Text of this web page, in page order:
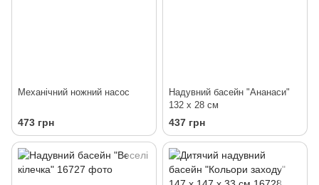
Механічний ножний насос
473 грн
Надувний басейн "Ананаси"
132 х 28 см
437 грн